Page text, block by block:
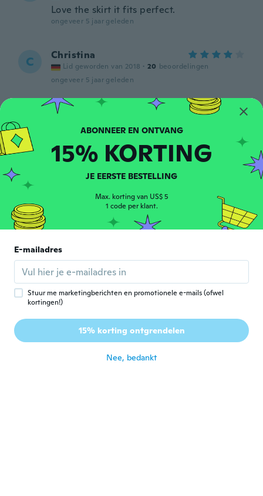
Love the skirt it fits perfect.
ongeveer 5 jaar geleden
C Christina
Lid geworden van 2018 · 20 beoordelingen
ongeveer 5 jaar geleden
Nallely
R
Hele mooie rok, precies wat ik zocht
ongeveer 5 jaar geleden
A Annette
Lid geworden van 2020 · 3 beoordelingen
Loved it fit just right
Jason
Lid geworden van 2020 · 23 beoordelingen
ABONNEER EN ONTVANG
15% KORTING
JE EERSTE BESTELLING
Max. korting van US$ 5
1 code per klant.
E-mailadres
Stuur me marketingberichten en promotionele e-mails (ofwel
kortingen!)
15% korting ontgrendelen
Nee, bedankt